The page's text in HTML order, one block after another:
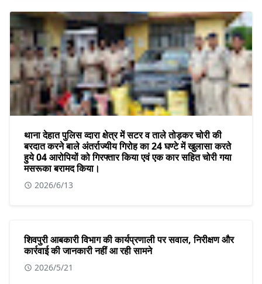
थाना देहात पुलिस व्दारा क्षेत्र में सटर व ताले तोड़कर चोरी की
बरदात करने बाले अंतर्राज्यीय गिरोह का 24 घण्टे में खुलासा करते
हुये 04 आरोपियों को गिरफ्तार किया एवं एक कार सहित चोरी गया
मसरूका बरामद किया।
2026/6/13
शिवपुरी आबकारी विभाग की कार्यप्रणाली पर सवाल, निरीक्षण और
कार्रवाई की जानकारी नहीं आ रही सामने
2026/5/21